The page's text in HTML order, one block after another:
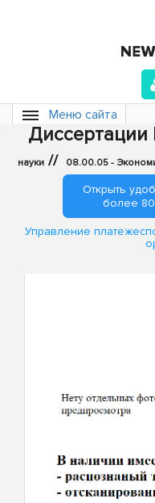
Меню сайта
Диссертации
науки // 08.00.05 -
Открыть
более
Управление